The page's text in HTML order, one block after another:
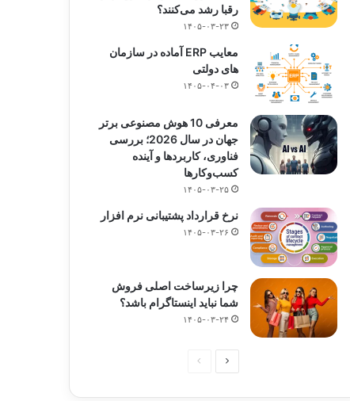
رقبا رشد می‌کنند؟
۱۴۰۵-۰۳-۲۳
معایب ERP آماده در سازمان
های دولتی
۱۴۰۵-۰۴-۰۳
معرفی 10 هوش مصنوعی برتر
جهان در سال 2026؛ بررسی
فناوری، کاربردها و آینده
کسب‌وکارها
۱۴۰۵-۰۳-۲۵
نرخ قرارداد پشتیبانی نرم افزار
۱۴۰۵-۰۳-۲۶
چرا زیرساخت اصلی فروش
شما نباید اینستاگرام باشد؟
۱۴۰۵-۰۳-۲۴
صفحه
صفحه